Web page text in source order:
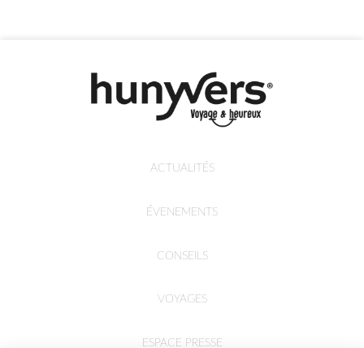
ACTUALITÉS
ÉVENEMENTS
CONSEILS
VOYAGES
ESPACE PRESSE